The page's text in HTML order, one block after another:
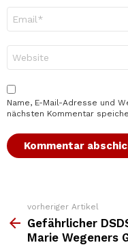
Mail-
Adresse
*
Name, E-Mail-Adresse und
nächsten Kommentar
Weitere
Top
News
vorheriger Artikel
Gefährlicher
Marie Wegeners